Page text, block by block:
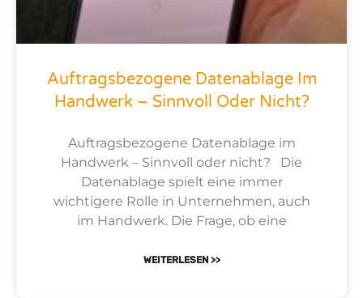
Auftragsbezogene Datenablage Im
Handwerk – Sinnvoll Oder Nicht?
Auftragsbezogene Datenablage im
Handwerk – Sinnvoll oder nicht? Die
Datenablage spielt eine immer
wichtigere Rolle in Unternehmen, auch
im Handwerk. Die Frage, ob eine
WEITERLESEN >>